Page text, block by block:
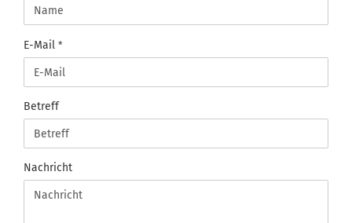
KONTAKT
E-Mail
Betreff
Nachricht